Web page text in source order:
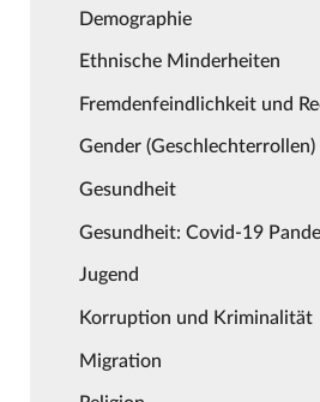
Demographie
Ethnische Minderheiten
Fremdenfeindlichkeit und
Gender (Geschlechterrollen)
Gesundheit
Gesundheit: Covid-19
Jugend
Korruption und Kriminalität
Migration